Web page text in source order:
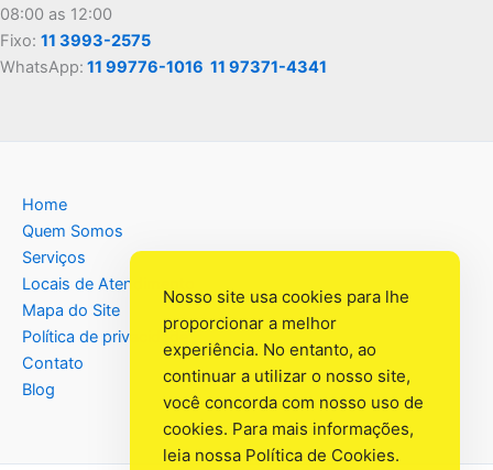
08:00 as 12:00
Fixo: 11 3993-2575
WhatsApp: 11 99776-1016 11 97371-4341
Home
Quem Somos
Serviços
Locais de Atendimento
Mapa do Site
Política de privacidade
Contato
Blog
Nosso site usa cookies para lhe
proporcionar a melhor
experiência. No entanto, ao
continuar a utilizar o nosso site,
você concorda com nosso uso de
cookies. Para mais informações,
leia nossa Política de Cookies.